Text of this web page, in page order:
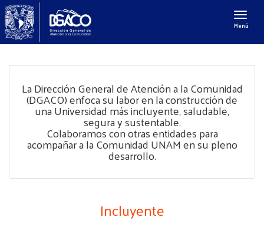
Menú
La Dirección General de Atención a la Comunidad
(DGACO) enfoca su labor en la construcción de
una Universidad más incluyente, saludable,
segura y sustentable.
Colaboramos con otras entidades para
acompañar a la Comunidad UNAM en su pleno
desarrollo.
Incluyente